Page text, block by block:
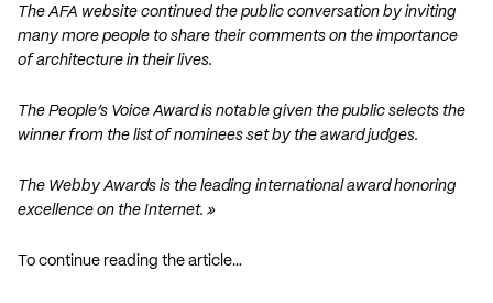
The AFA website continued the public conversation by inviting
many more people to share their comments on the importance
of architecture in their lives.
The People’s Voice Award is notable given the public selects the
winner from the list of nominees set by the award judges.
The Webby Awards is the leading international award honoring
excellence on the Internet. »
To continue reading the article…